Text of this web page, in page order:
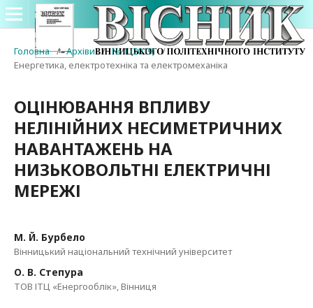
Головна / Архіви / № 1 (2019) /
Енергетика, електротехніка та електромеханіка
ОЦІНЮВАННЯ ВПЛИВУ
НЕЛІНІЙНИХ НЕСИМЕТРИЧНИХ
НАВАНТАЖЕНЬ НА
НИЗЬКОВОЛЬТНІ ЕЛЕКТРИЧНІ
МЕРЕЖІ
М. Й. Бурбело
Вінницький національний технічний університет
О. В. Степура
ТОВ ІТЦ «Енергооблік», Вінниця